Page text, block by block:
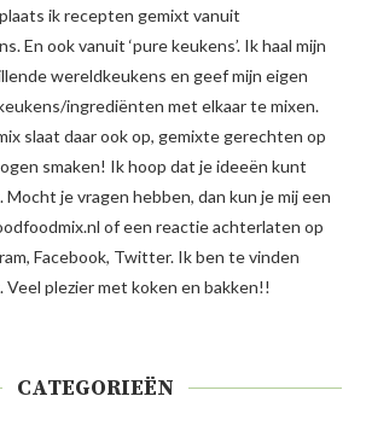
ik recepten gemixt vanuit
En ook vanuit ‘pure keukens’. Ik haal mijn
wereldkeukens en geef mijn eigen
ingrediënten met elkaar te mixen.
slaat daar ook op, gemixte gerechten op
smaken! Ik hoop dat je ideeën kunt
Mocht je vragen hebben, dan kun je mij een
of een reactie achterlaten op
Facebook, Twitter. Ik ben te vinden
plezier met koken en bakken!!
CATEGORIEËN